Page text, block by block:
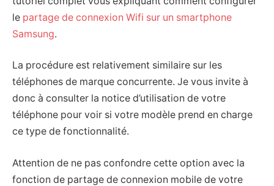
le partage de connexion Wifi sur un smartphone
Samsung.
La procédure est relativement similaire sur les
téléphones de marque concurrente. Je vous invite à
donc à consulter la notice d’utilisation de votre
téléphone pour voir si votre modèle prend en charge
ce type de fonctionnalité.
Attention de ne pas confondre cette option avec la
fonction de partage de connexion mobile de votre